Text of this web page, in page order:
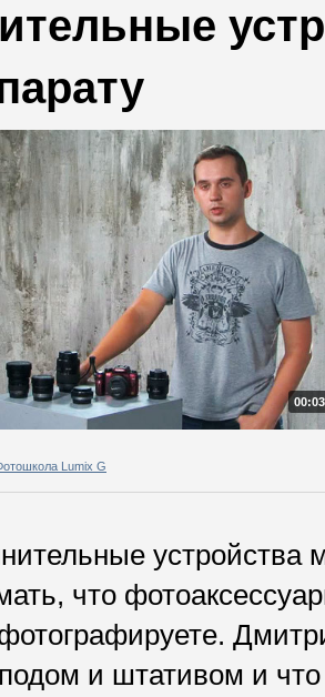
Lumix G
устройства
что
и штативом и что